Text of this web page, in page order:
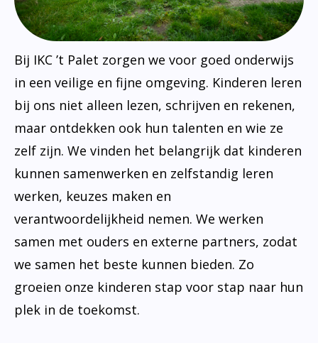
Bij IKC ’t Palet zorgen we voor goed onderwijs
in een veilige en fijne omgeving. Kinderen leren
bij ons niet alleen lezen, schrijven en rekenen,
maar ontdekken ook hun talenten en wie ze
zelf zijn. We vinden het belangrijk dat kinderen
kunnen samenwerken en zelfstandig leren
werken, keuzes maken en
verantwoordelijkheid nemen. We werken
samen met ouders en externe partners, zodat
we samen het beste kunnen bieden. Zo
groeien onze kinderen stap voor stap naar hun
plek in de toekomst.